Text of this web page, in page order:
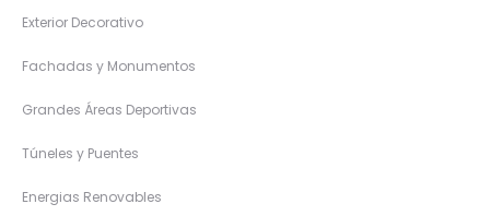
Exterior Decorativo
Fachadas y Monumentos
Grandes Áreas Deportivas
Túneles y Puentes
Energias Renovables